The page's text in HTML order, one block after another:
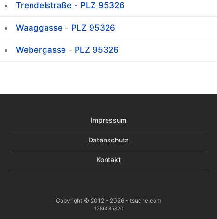
Trendelstraße - PLZ 95326
Waaggasse - PLZ 95326
Webergasse - PLZ 95326
Impressum
Datenschutz
Kontakt
Copyright © 2012 - 2026 - tsuche.com
1786085820